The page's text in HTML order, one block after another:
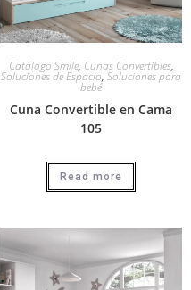
Catálogo Smile, Cunas Convertibles,
Soluciones de Espacio, Soluciones para
bebé
Cuna Convertible en Cama
105
Read more